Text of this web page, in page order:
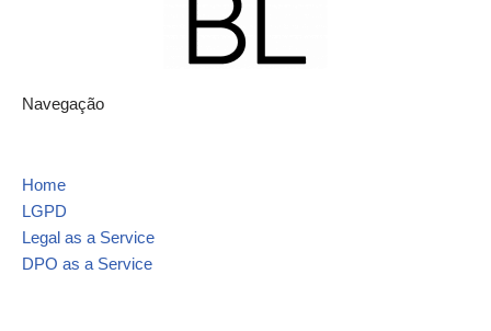
Navegação
Home
LGPD
Legal as a Service
DPO as a Service